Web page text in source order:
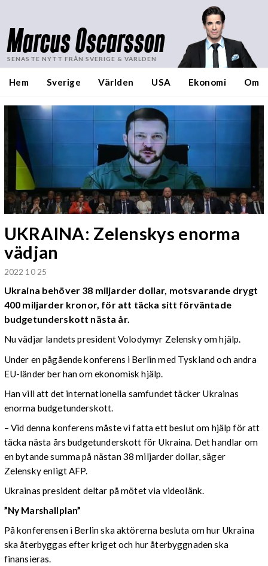
Marcus Oscarsson
SENASTE NYTT FRÅN SVERIGE & VÄRLDEN
Hem Sverige Världen USA Ekonomi Om
UKRAINA: Zelenskys enorma
vädjan
2022 10 25
Ukraina behöver 38 miljarder dollar, motsvarande drygt
400 miljarder kronor, för att täcka sitt förväntade
budgetunderskott nästa år.
Nu vädjar landets president Volodymyr Zelensky om hjälp.
Under en pågående konferens i Berlin med Tyskland och andra
EU-länder ber han om ekonomisk hjälp.
Han vill att det internationella samfundet täcker Ukrainas
enorma budgetunderskott.
– Vid denna konferens måste vi fatta ett beslut om hjälp för att
täcka nästa års budgetunderskott för Ukraina. Det handlar om
en bytande summa på nästan 38 miljarder dollar, säger
Zelensky enligt AFP.
Ukrainas president deltar på mötet via videolänk.
”Ny Marshallplan”
På konferensen i Berlin ska aktörerna besluta om hur Ukraina
ska återbyggas efter kriget och hur återbyggnaden ska
finansieras.